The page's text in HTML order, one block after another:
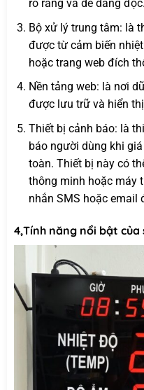
rõ ràng và dễ dàng đọc.
Bộ xử lý trung tâm: là
được từ cảm biến
hoặc trang web đích
Nền tảng web: là nơi
được lưu trữ và hiển
Thiết bị cảnh báo: là
báo người dùng khi
toàn. Thiết bị này có
thông minh hoặc máy
nhắn SMS hoặc email
4,Tính năng nổi bật của